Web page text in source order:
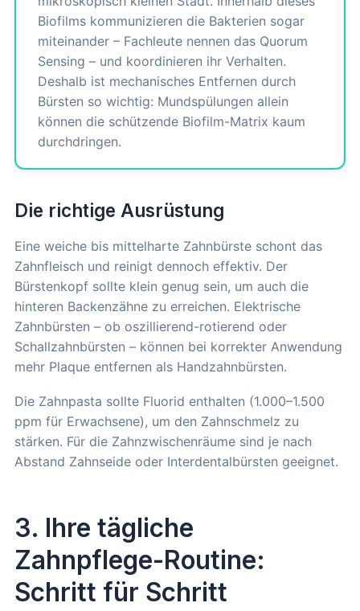
Biofilms kommunizieren die Bakterien sogar
miteinander – Fachleute nennen das Quorum
Sensing – und koordinieren ihr Verhalten.
Deshalb ist mechanisches Entfernen durch
Bürsten so wichtig: Mundspülungen allein
können die schützende Biofilm-Matrix kaum
durchdringen.
Die richtige Ausrüstung
Eine weiche bis mittelharte Zahnbürste schont das
Zahnfleisch und reinigt dennoch effektiv. Der
Bürstenkopf sollte klein genug sein, um auch die
hinteren Backenzähne zu erreichen. Elektrische
Zahnbürsten – ob oszillierend-rotierend oder
Schallzahnbürsten – können bei korrekter Anwendung
mehr Plaque entfernen als Handzahnbürsten.
Die Zahnpasta sollte Fluorid enthalten (1.000–1.500
ppm für Erwachsene), um den Zahnschmelz zu
stärken. Für die Zahnzwischenräume sind je nach
Abstand Zahnseide oder Interdentalbürsten geeignet.
3. Ihre tägliche
Zahnpflege-Routine:
Schritt für Schritt